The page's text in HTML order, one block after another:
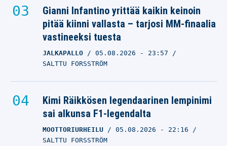
Gianni Infantino yrittää kaikin keinoin
pitää kiinni vallasta – tarjosi MM-finaalia
vastineeksi tuesta
JALKAPALLO 05.08.2026 - 23:57
SALTTU FORSSTRÖM
Kimi Räikkösen legendaarinen lempinimi
sai alkunsa F1-legendalta
MOOTTORIURHEILU 05.08.2026 - 22:16
SALTTU FORSSTRÖM